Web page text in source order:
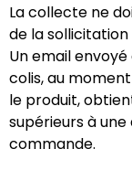
La collecte ne
de la
Un email
colis, au
le produit,
supérieurs à
commande.